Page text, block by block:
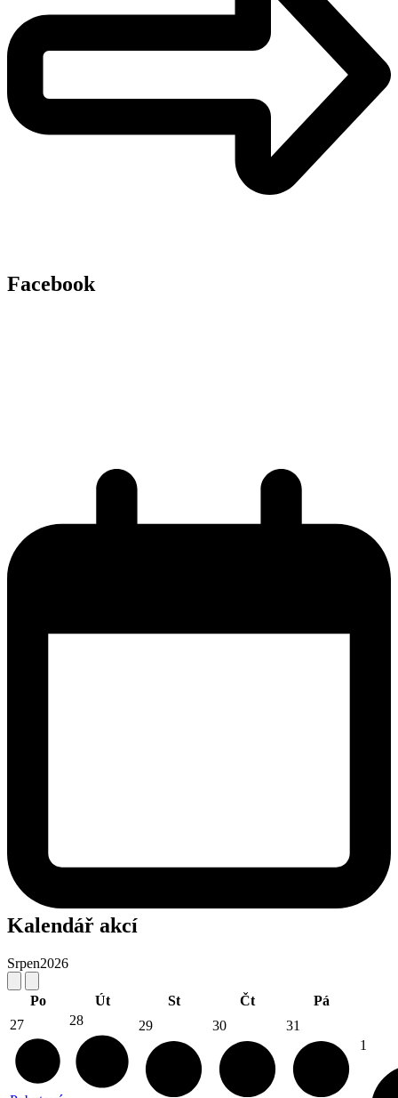
Facebook
Kalendář akcí
Srpen2026
Po Út St Čt
Pá
27
28 29 30 31
1